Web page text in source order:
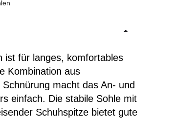
ist für langes, komfortables
Kombination aus
macht das An- und
einfach. Die stabile Sohle mit
Schuhspitze bietet gute